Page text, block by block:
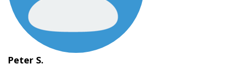
Peter S.